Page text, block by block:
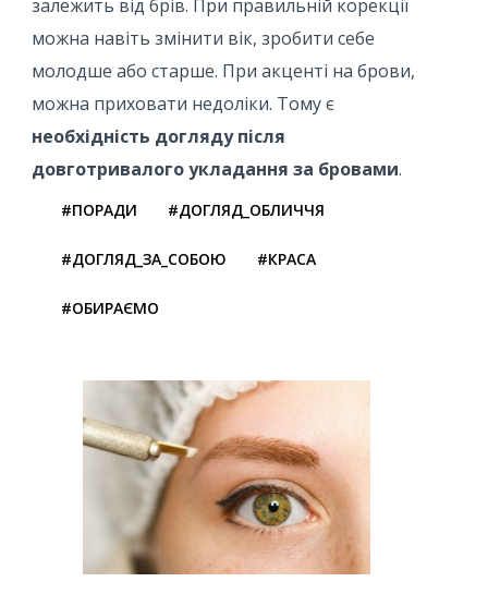
залежить від брів. При правильній корекції
можна навіть змінити вік, зробити себе
молодше або старше. При акценті на брови,
можна приховати недоліки. Тому є
необхідність догляду після
довготривалого укладання за бровами.
#ПОРАДИ #ДОГЛЯД_ОБЛИЧЧЯ
#ДОГЛЯД_ЗА_СОБОЮ #КРАСА
#ОБИРАЄМО